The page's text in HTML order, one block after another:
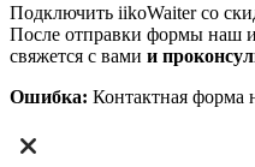
Подключить iikoWaiter со
После отправки формы наш
свяжется с вами и
Ошибка: Контактная форма